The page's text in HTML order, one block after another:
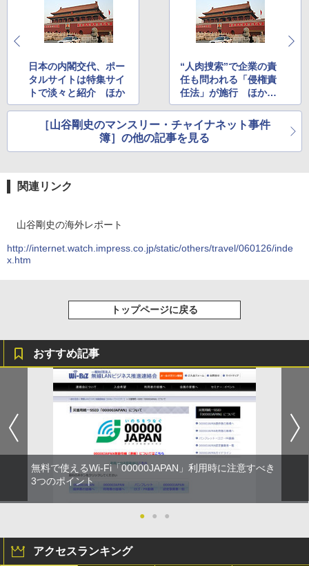
日本の内閣交代、ポー
タルサイトは特集サイ
トで淡々と紹介 ほか
“人肉捜索”で企業の責
任も問われる「侵権責
任法」が施行 ほか
2010年7月
［山谷剛史のマンスリー・チャイナネット事件
簿］の他の記事を見る
関連リンク
山谷剛史の海外レポート
http://internet.watch.impress.co.jp/static/others/travel/060126/inde
x.htm
トップページに戻る
おすすめ記事
無料で使えるWi-Fi「00000JAPAN」利用時に注意すべき
3つのポイント
● ● ●
アクセスランキング